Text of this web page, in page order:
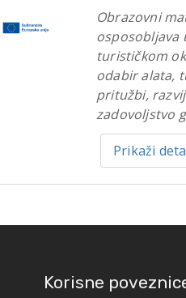
Obrazovni
osposobljava
turističkom
odabir alata,
pritužbi,
zadovoljstvo
Prikaži
Korisne